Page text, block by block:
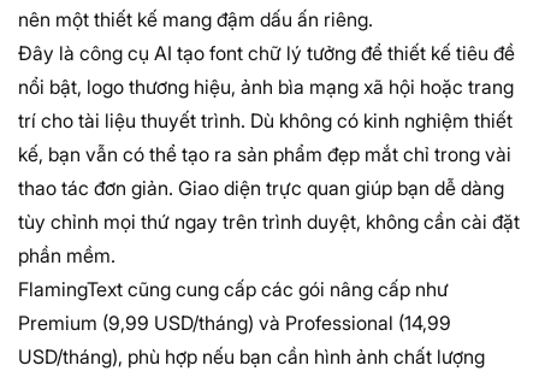
nên một thiết kế mang đậm dấu ấn riêng.
Đây là công cụ AI tạo font chữ lý tưởng để thiết kế tiêu đề
nổi bật, logo thương hiệu, ảnh bìa mạng xã hội hoặc trang
trí cho tài liệu thuyết trình. Dù không có kinh nghiệm thiết
kế, bạn vẫn có thể tạo ra sản phẩm đẹp mắt chỉ trong vài
thao tác đơn giản. Giao diện trực quan giúp bạn dễ dàng
tùy chỉnh mọi thứ ngay trên trình duyệt, không cần cài đặt
phần mềm.
FlamingText cũng cung cấp các gói nâng cấp như
Premium (9,99 USD/tháng) và Professional (14,99
USD/tháng), phù hợp nếu bạn cần hình ảnh chất lượng